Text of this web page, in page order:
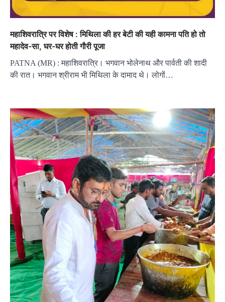
महाशिवरात्रि पर विशेष : मिथिला की हर बेटी की यही कामना पति हो तो
महादेव-सा, घर-घर होती गौरी पूजा
PATNA (MR) : महाशिवरात्रि। भगवान भोलेनाथ और पार्वती की शादी
की रात। भगवान श्रीराम भी मिथिला के दामाद थे। लोगों…